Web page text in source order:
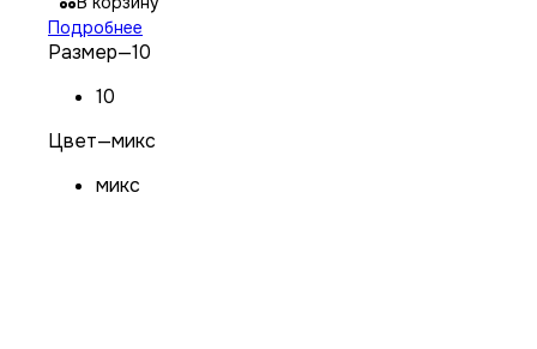
Подробнее
Размер—10
10
Цвет—микс
микс